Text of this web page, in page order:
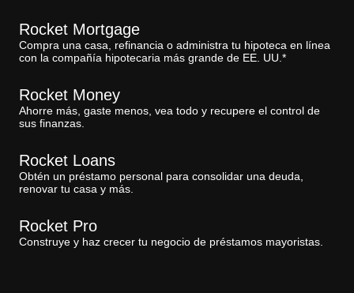
Rocket Mortgage
Compra una casa, refinancia o administra tu hipoteca en línea
con la compañía hipotecaria más grande de EE. UU.*
Rocket Money
Ahorre más, gaste menos, vea todo y recupere el control de
sus finanzas.
Rocket Loans
Obtén un préstamo personal para consolidar una deuda,
renovar tu casa y más.
Rocket Pro
Construye y haz crecer tu negocio de préstamos mayoristas.